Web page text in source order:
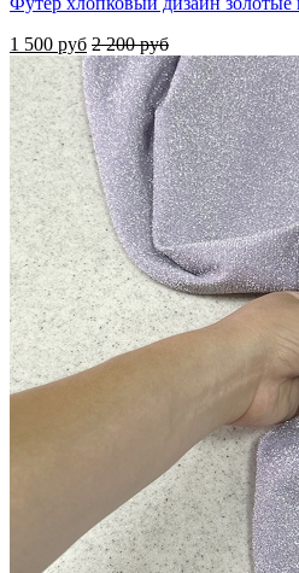
1 500 руб 2 200 руб